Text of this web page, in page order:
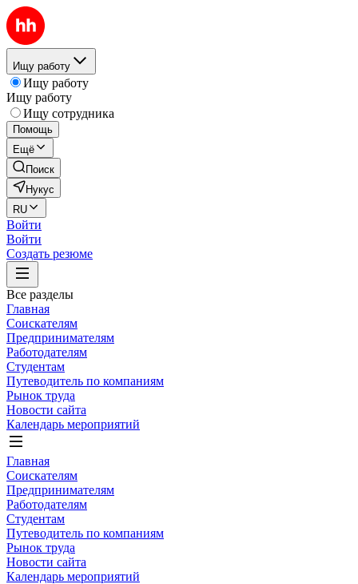
Ищу работу
Ищу работу
Ищу работу
Ищу сотрудника
Помощь
Ещё
Поиск
Нукус
RU
Войти
Войти
Создать резюме
Все разделы
Главная
Соискателям
Предпринимателям
Работодателям
Студентам
Путеводитель по компаниям
Рынок труда
Новости сайта
Календарь мероприятий
Главная
Соискателям
Предпринимателям
Работодателям
Студентам
Путеводитель по компаниям
Рынок труда
Новости сайта
Календарь мероприятий